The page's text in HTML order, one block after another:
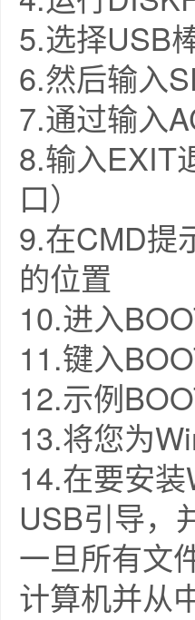
5.选择USB
6.然后输入
7.通过输入
8.输入EXIT
口）
9.在CMD提
的位置
10.进入
11.键入
12.示例
13.将您为
14.在要安
USB引导，
一旦所有文
计算机并从